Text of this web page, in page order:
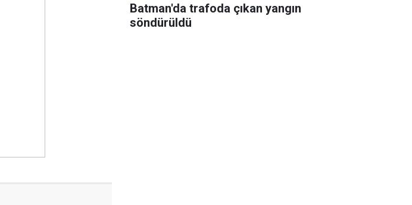
Batman'da trafoda çıkan yangın
söndürüldü